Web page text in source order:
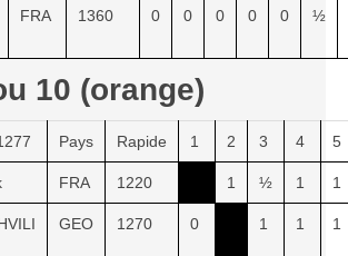
FRA 1360 0 0 0 0 0 ½
10 (orange)
Pays Rapide 1 2 3 4 5
FRA 1220 1 ½ 1 1
GEO 1270 0 1 1 1